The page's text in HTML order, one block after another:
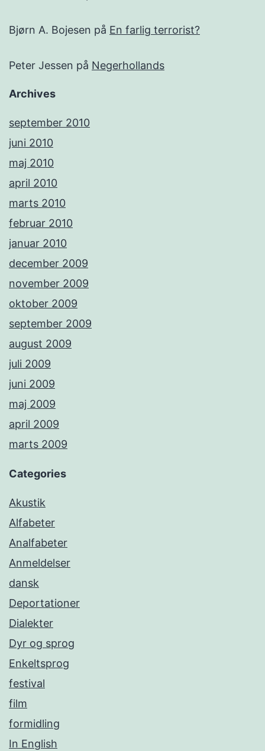
Bjørn A. Bojesen på En farlig terrorist?
Peter Jessen på Negerhollands
Archives
september 2010
juni 2010
maj 2010
april 2010
marts 2010
februar 2010
januar 2010
december 2009
november 2009
oktober 2009
september 2009
august 2009
juli 2009
juni 2009
maj 2009
april 2009
marts 2009
Categories
Akustik
Alfabeter
Analfabeter
Anmeldelser
dansk
Deportationer
Dialekter
Dyr og sprog
Enkeltsprog
festival
film
formidling
In English